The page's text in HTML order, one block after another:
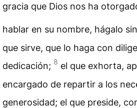
gracia que Dios nos ha
hablar en su nombre, hágalo
que sirve, que lo haga con
dedicación; 8 el que exhorta,
encargado de repartir a los
generosidad; el que preside,